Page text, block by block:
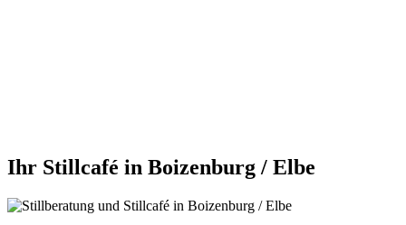
Ihr Stillcafé in Boizenburg / Elbe